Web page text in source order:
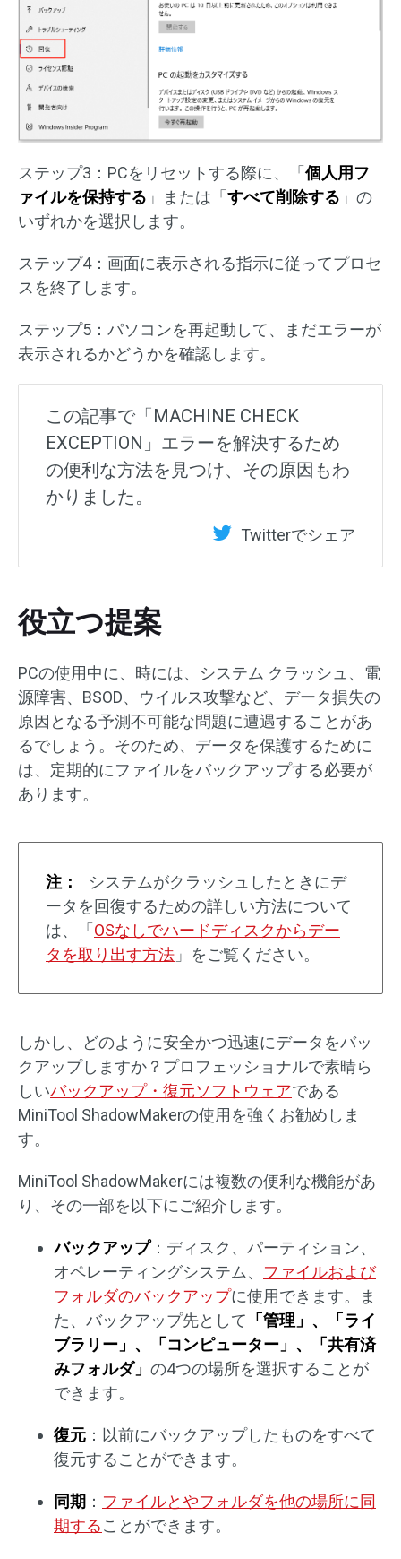
ステップ3：PCをリセットする際に、「 個人用フ
ァイルを保持する 」または「 すべて削除する 」の
いずれかを選択します。
ステップ4：画面に表示される指示に従ってプロセ
スを終了します。
ステップ5：パソコンを再起動して、まだエラーが
表示されるかどうかを確認します。
この記事で「MACHINE CHECK
EXCEPTION」エラーを解決するため
の便利な方法を見つけ、その原因もわ
かりました。
Twitterでシェア
役立つ提案
PCの使用中に、時には、システム クラッシュ、電
源障害、BSOD、ウイルス攻撃など、データ損失の
原因となる予測不可能な問題に遭遇することがあ
るでしょう。そのため、データを保護するために
は、定期的にファイルをバックアップする必要が
あります。
注：
システムがクラッシュしたときにデ
ータを回復するための詳しい方法について
は、「 OSなしでハードディスクからデー
タを取り出す方法 」をご覧ください。
しかし、どのように安全かつ迅速にデータをバッ
クアップしますか？プロフェッショナルで素晴ら
しいバックアップ・復元ソフトウェアである
MiniTool ShadowMakerの使用を強くお勧めしま
す。
MiniTool ShadowMakerには複数の便利な機能があ
り、その一部を以下にご紹介します。
バックアップ：ディスク、パーティション、
オペレーティングシステム、 ファイルおよび
フォルダのバックアップに使用できます。ま
た、バックアップ先として 「管理」、「ライ
ブラリー」、「コンピューター」、「共有済
みフォルダ」 の4つの場所を選択することが
できます。
復元 ：以前にバックアップしたものをすべて
復元することができます。
同期 ： ファイルとやフォルダを他の場所に同
期することができます。